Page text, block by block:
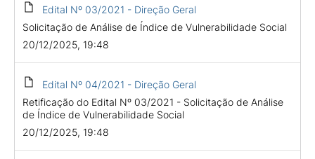
Edital Nº 03/2021 - Direção Geral
Solicitação de Análise de Índice de Vulnerabilidade Social
20/12/2025, 19:48
Edital Nº 04/2021 - Direção Geral
Retificação do Edital Nº 03/2021 - Solicitação de Análise
de Índice de Vulnerabilidade Social
20/12/2025, 19:48